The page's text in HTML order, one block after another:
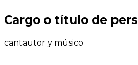
Cargo o título de
cantautor y músico